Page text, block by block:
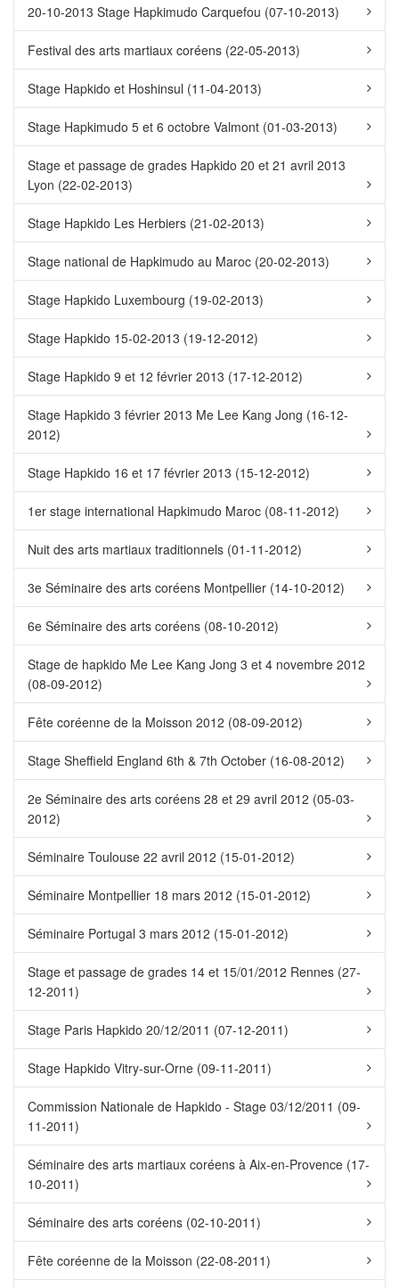
20-10-2013 Stage Hapkimudo Carquefou (07-10-2013)
Festival des arts martiaux coréens (22-05-2013)
Stage Hapkido et Hoshinsul (11-04-2013)
Stage Hapkimudo 5 et 6 octobre Valmont (01-03-2013)
Stage et passage de grades Hapkido 20 et 21 avril 2013
Lyon (22-02-2013)
Stage Hapkido Les Herbiers (21-02-2013)
Stage national de Hapkimudo au Maroc (20-02-2013)
Stage Hapkido Luxembourg (19-02-2013)
Stage Hapkido 15-02-2013 (19-12-2012)
Stage Hapkido 9 et 12 février 2013 (17-12-2012)
Stage Hapkido 3 février 2013 Me Lee Kang Jong (16-12-
2012)
Stage Hapkido 16 et 17 février 2013 (15-12-2012)
1er stage international Hapkimudo Maroc (08-11-2012)
Nuit des arts martiaux traditionnels (01-11-2012)
3e Séminaire des arts coréens Montpellier (14-10-2012)
6e Séminaire des arts coréens (08-10-2012)
Stage de hapkido Me Lee Kang Jong 3 et 4 novembre 2012
(08-09-2012)
Fête coréenne de la Moisson 2012 (08-09-2012)
Stage Sheffield England 6th & 7th October (16-08-2012)
2e Séminaire des arts coréens 28 et 29 avril 2012 (05-03-
2012)
Séminaire Toulouse 22 avril 2012 (15-01-2012)
Séminaire Montpellier 18 mars 2012 (15-01-2012)
Séminaire Portugal 3 mars 2012 (15-01-2012)
Stage et passage de grades 14 et 15/01/2012 Rennes (27-
12-2011)
Stage Paris Hapkido 20/12/2011 (07-12-2011)
Stage Hapkido Vitry-sur-Orne (09-11-2011)
Commission Nationale de Hapkido - Stage 03/12/2011 (09-
11-2011)
Séminaire des arts martiaux coréens à Aix-en-Provence (17-
10-2011)
Séminaire des arts coréens (02-10-2011)
Fête coréenne de la Moisson (22-08-2011)